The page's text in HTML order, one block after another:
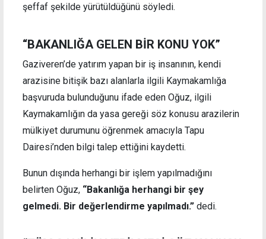
şeffaf şekilde yürütüldüğünü söyledi.
“BAKANLIĞA GELEN BİR KONU YOK”
Gaziveren’de yatırım yapan bir iş insanının, kendi
arazisine bitişik bazı alanlarla ilgili Kaymakamlığa
başvuruda bulunduğunu ifade eden Oğuz, ilgili
Kaymakamlığın da yasa gereği söz konusu arazilerin
mülkiyet durumunu öğrenmek amacıyla Tapu
Dairesi’nden bilgi talep ettiğini kaydetti.
Bunun dışında herhangi bir işlem yapılmadığını
belirten Oğuz, “Bakanlığa herhangi bir şey
gelmedi. Bir değerlendirme yapılmadı.” dedi.